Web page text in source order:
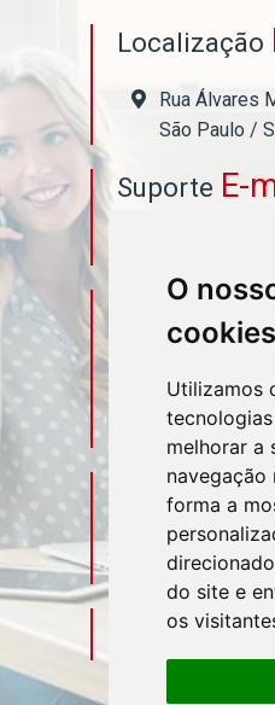
O
cookies
Utilizamos
melhorar a
navegação
forma a
do site e
os
Localização
Rua Álvares
São Paulo /
Suporte E-
Contato
(11)
Redes
Mapa do